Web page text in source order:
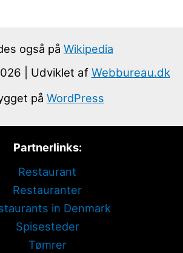
også på Wikipedia
| Udviklet af Webbureau.dk
på WordPress
Partnerlinks:
Restaurant
Restauranter
in Denmark
Spisesteder
Tømrer